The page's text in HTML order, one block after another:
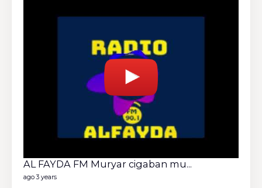
AL FAYDA FM Muryar cigaban mu...
ago 3 years